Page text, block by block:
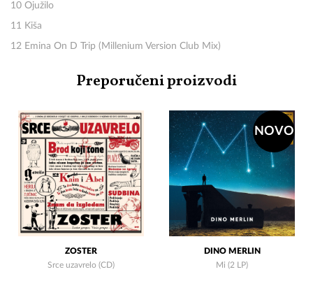
10 Ojužilo
11 Kiša
12 Emina On D Trip (Millenium Version Club Mix)
Preporučeni proizvodi
ZOSTER
Srce uzavrelo (CD)
NOVO
DINO MERLIN
Mi (2 LP)